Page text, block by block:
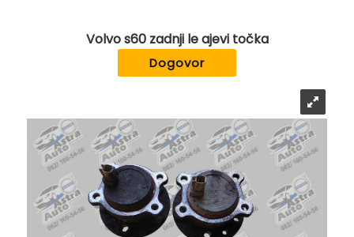
Volvo s60 zadnji le ajevi točka
Dogovor